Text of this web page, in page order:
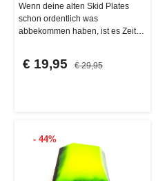
Wenn deine alten Skid Plates
schon ordentlich was
abbekommen haben, ist es Zeit
€ 19,95 € 29,95
- 44%